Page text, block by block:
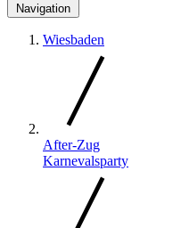
Navigation
Wiesbaden
After-Zug
Karnevalsparty